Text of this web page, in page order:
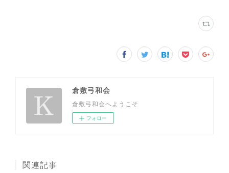
倉敷弓和会
倉敷弓和会へようこそ
フォロー
関連記事